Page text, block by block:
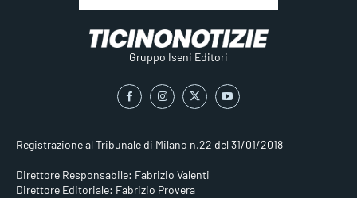
Gruppo Iseni Editori
Registrazione al Tribunale di Milano n.22 del 31/01/2018
Direttore Responsabile: Fabrizio Valenti
Direttore Editoriale: Fabrizio Provera